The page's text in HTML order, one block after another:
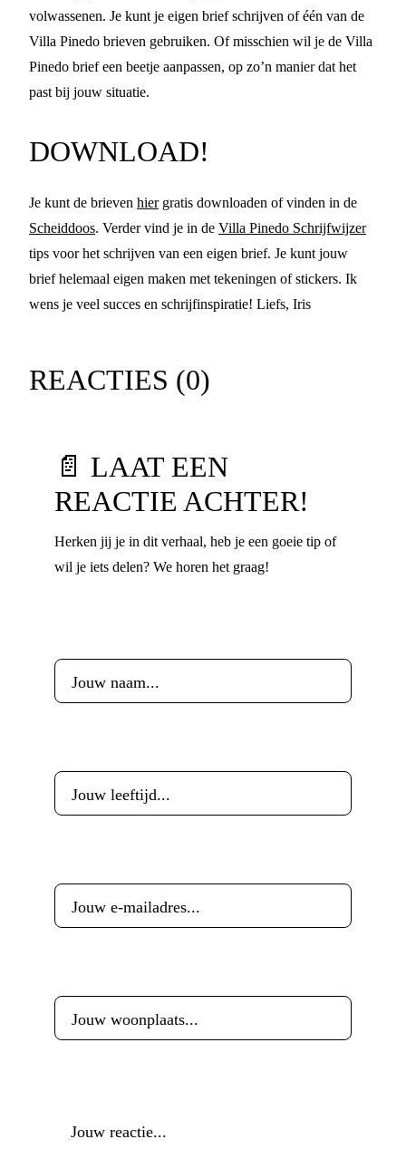
volwassenen. Je kunt je eigen brief schrijven of één van de
Villa Pinedo brieven gebruiken. Of misschien wil je de Villa
Pinedo brief een beetje aanpassen, op zo’n manier dat het
past bij jouw situatie.
DOWNLOAD!
Je kunt de brieven hiergratis downloaden of vinden in de
Scheiddoos. Verder vind je in de Villa Pinedo Schrijfwijzer
tips voor het schrijven van een eigen brief. Je kunt jouw
brief helemaal eigen maken met tekeningen of stickers. Ik
wens je veel succes en schrijfinspiratie! Liefs, Iris
REACTIES (0)
📄 LAAT EEN
REACTIE ACHTER!
Herken jij je in dit verhaal, heb je een goeie tip of
wil je iets delen? We horen het graag!